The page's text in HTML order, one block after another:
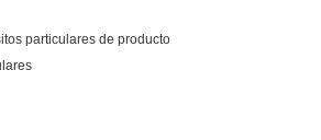
particulares de producto